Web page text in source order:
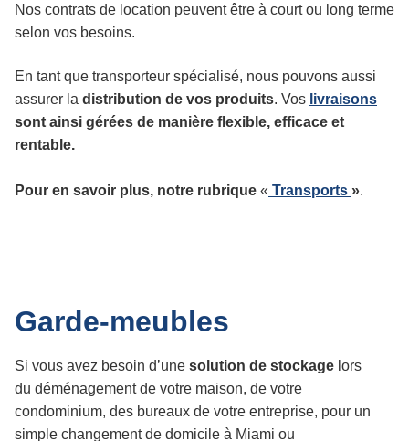
Nos contrats de location peuvent être à court ou long terme
selon vos besoins.
En tant que transporteur spécialisé, nous pouvons aussi
assurer la distribution de vos produits. Vos livraisons
sont ainsi gérées de manière flexible, efficace et
rentable.
Pour en savoir plus, notre rubrique « Transports ».
Garde-meubles
Si vous avez besoin d’une solution de stockage lors
du déménagement de votre maison, de votre
condominium, des bureaux de votre entreprise, pour un
simple changement de domicile à Miami ou